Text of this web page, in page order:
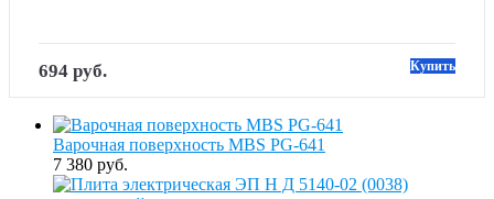
694 руб. Купить
Варочная поверхность MBS PG-641
7 380 руб.